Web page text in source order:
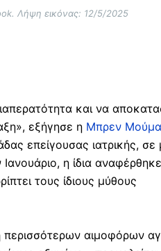
Λήψη εικόνας: 12/5/2025
και να
εξήγησε η Μπρεν Μούμα
επείγουσας ιατρικής, σε
η ίδια
τους ίδιους μύθους
αιμοφόρων